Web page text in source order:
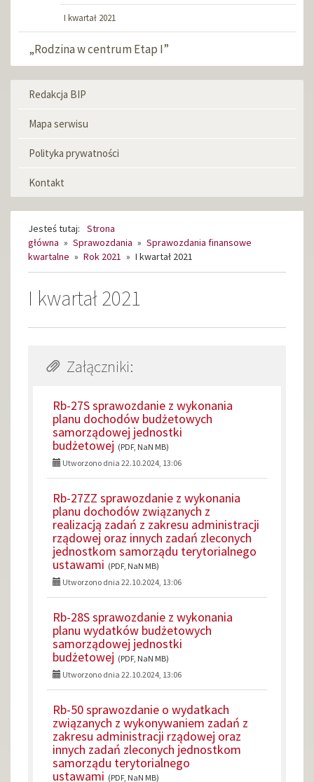
I kwartał 2021
„Rodzina w centrum Etap I”
Menu
Redakcja BIP
Mapa serwisu
Polityka prywatności
Kontakt
Jesteś tutaj:
Strona
główna » Sprawozdania » Sprawozdania finansowe
kwartalne » Rok 2021 » I kwartał 2021
I kwartał 2021
Załączniki:
Rb-27S sprawozdanie z wykonania
planu dochodów budżetowych
samorządowej jednostki
budżetowej (PDF, NaN MB)
Utworzono dnia 22.10.2024, 13:06
Rb-27ZZ sprawozdanie z wykonania
planu dochodów związanych z
realizacją zadań z zakresu administracji
rządowej oraz innych zadań zleconych
jednostkom samorządu terytorialnego
ustawami (PDF, NaN MB)
Utworzono dnia 22.10.2024, 13:06
Rb-28S sprawozdanie z wykonania
planu wydatków budżetowych
samorządowej jednostki
budżetowej (PDF, NaN MB)
Utworzono dnia 22.10.2024, 13:06
Rb-50 sprawozdanie o wydatkach
związanych z wykonywaniem zadań z
zakresu administracji rządowej oraz
innych zadań zleconych jednostkom
samorządu terytorialnego
ustawami (PDF, NaN MB)